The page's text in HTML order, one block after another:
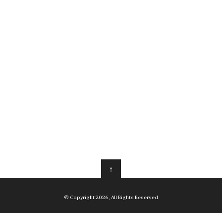
↑
© Copyright 2026, All Rights Reserved